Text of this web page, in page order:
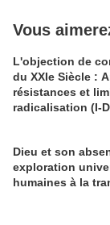
Vous
L'objection de
du XXIe Siècle :
résistances et
radicalisation (I-
Dieu et son
exploration
humaines à la